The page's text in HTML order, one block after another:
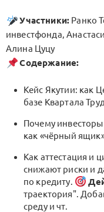
Участники: Ранко
инвестфонда,
Алина Цуцу
Содержание:
Кейс Якутии: как
базе Квартала
Почему
как «чёрный
Как аттестация и
снижают риски и
по кредиту.
траектория".
среду и чт.